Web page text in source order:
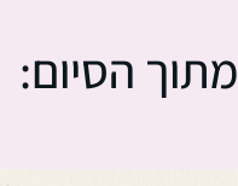
מתוך הסיום: